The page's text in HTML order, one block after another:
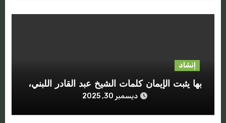
إنشاد
بها يثبت الإيمان كلمات الشيخ عبد القادر اللبني،
ديسمبر 30, 2025